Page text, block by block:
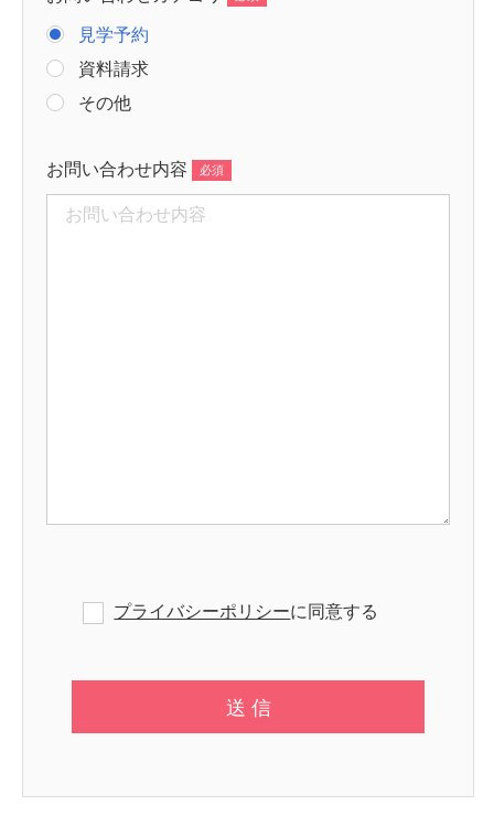
見学予約
資料請求
その他
お問い合わせ内容
プライバシーポリシーに同意する